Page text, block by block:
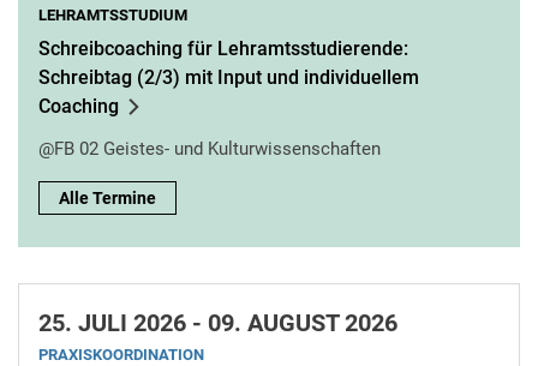
LEHRAMTSSTUDIUM
Schreibcoaching für Lehramtsstudierende:
Schreibtag (2/3) mit Input und individuellem
Coaching
@FB 02 Geistes- und Kulturwissenschaften
Alle Termine
25. JULI 2026 - 09. AUGUST 2026
PRAXISKOORDINATION